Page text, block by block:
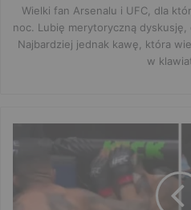
Wielki fan Arsenalu i UFC, dla
noc. Lubię merytoryczną dyskusję,
Najbardziej jednak kawę, która
w